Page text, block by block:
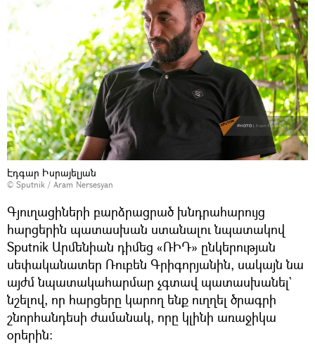
Էդգար Իսրայելյան
© Sputnik / Aram Nersesyan
Գյուղացիների բարձրացրած խնդրահարույց
հարցերին պատասխան ստանալու նպատակով
Sputnik Արմենիան դիմեց «ՌԻԴ» ընկերության
սեփականատեր Ռուբեն Գրիգորյանին, սակայն նա
այժմ նպատակահարմար չգտավ պատասխանել`
նշելով, որ հարցերը կարող ենք ուղղել ծրագրի
շնորհանդեսի ժամանակ, որը կլինի առաջիկա
օրերին։